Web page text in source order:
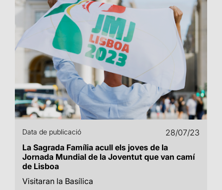
Data de publicació
28/07/23
La Sagrada Família acull els joves de la
Jornada Mundial de la Joventut que van camí
de Lisboa
Visitaran la Basílica